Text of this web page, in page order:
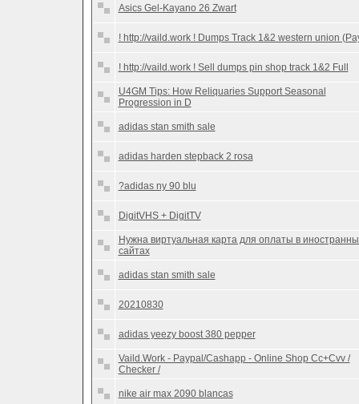
Asics Gel-Kayano 26 Zwart
! http://vaild.work ! Dumps Track 1&2 western union
! http://vaild.work ! Sell dumps pin shop track 1&2 Full
U4GM Tips: How Reliquaries Support Seasonal
Progression in D
adidas stan smith sale
adidas harden stepback 2 rosa
?adidas ny 90 blu
DigitVHS + DigitTV
Нужна виртуальная карта для оплаты в
сайтах
adidas stan smith sale
20210830
adidas yeezy boost 380 pepper
Vaild.Work - Paypal/Cashapp - Online Shop Cc+Cvv /
Checker /
nike air max 2090 blancas